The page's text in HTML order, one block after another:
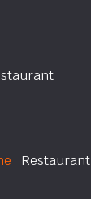
Restaurant